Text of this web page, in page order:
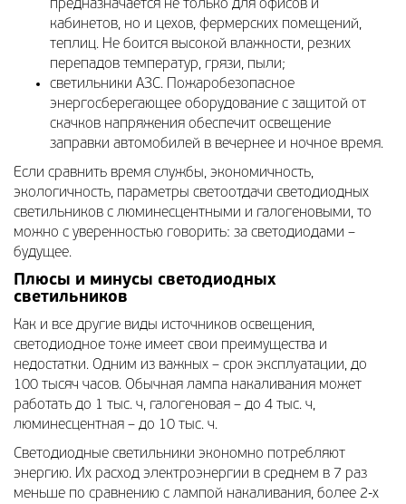
предназначается не только для офисов и
кабинетов, но и цехов, фермерских помещений,
теплиц. Не боится высокой влажности, резких
перепадов температур, грязи, пыли;
светильники АЗС. Пожаробезопасное
энергосберегающее оборудование с защитой от
скачков напряжения обеспечит освещение
заправки автомобилей в вечернее и ночное время.
Если сравнить время службы, экономичность,
экологичность, параметры светоотдачи светодиодных
светильников с люминесцентными и галогеновыми, то
можно с уверенностью говорить: за светодиодами –
будущее.
Плюсы и минусы светодиодных
светильников
Как и все другие виды источников освещения,
светодиодное тоже имеет свои преимущества и
недостатки. Одним из важных – срок эксплуатации, до
100 тысяч часов. Обычная лампа накаливания может
работать до 1 тыс. ч, галогеновая – до 4 тыс. ч,
люминесцентная – до 10 тыс. ч.
Светодиодные светильники экономно потребляют
энергию. Их расход электроэнергии в среднем в 7 раз
меньше по сравнению с лампой накаливания, более 2-х